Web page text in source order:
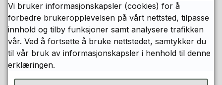
Ja Nei
Vi bruker informasjonskapsler (cookies) for å
forbedre brukeropplevelsen på vårt nettsted, tilpasse
innhold og tilby funksjoner samt analysere trafikken
vår. Ved å fortsette å bruke nettstedet, samtykker du
til vår bruk av informasjonskapsler i henhold til denne
erklæringen.